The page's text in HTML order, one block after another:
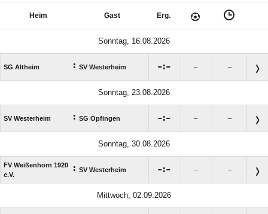
Heim Gast Erg.
Sonntag, 16.08.2026
SG Altheim : SV Westerheim : – –
Sonntag, 23.08.2026
SV Westerheim : SG Öpfingen : – –
Sonntag, 30.08.2026
FV Weißenhorn 1920
e.V.
: SV Westerheim : – –
Mittwoch, 02.09.2026